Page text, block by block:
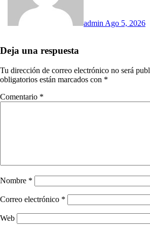
admin Ago 5, 2026
Deja una respuesta
Tu dirección de correo electrónico no será
obligatorios están marcados con *
Comentario *
Nombre *
Correo electrónico *
Web